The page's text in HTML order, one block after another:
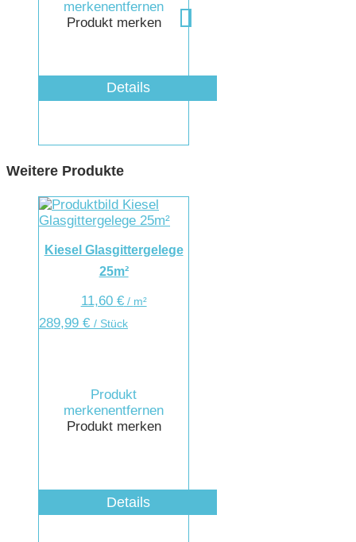
merkenentfernen
Produkt merken
Details
Weitere Produkte
Kiesel Glasgittergelege
25m²
11,60 €/ m²
289,99 € / Stück
Produkt
merkenentfernen
Produkt merken
Details